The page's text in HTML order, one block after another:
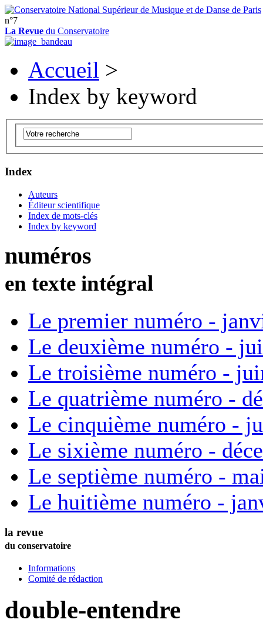
n°7
La Revue du Conservatoire
Accueil >
Index by keyword
Index
Auteurs
Éditeur scientifique
Index de mots-clés
Index by keyword
numéros
en texte intégral
Le premier numéro -
Le deuxième numéro -
Le troisième numéro -
Le quatrième numéro -
Le cinquième numéro -
Le sixième numéro -
Le septième numéro -
Le huitième numéro -
la revue
du conservatoire
Informations
Comité de rédaction
double-entendre